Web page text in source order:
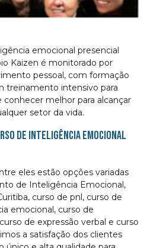
emocional presencial
Kaizen é monitorado por
pessoal, com formação
treinamento intensivo para
melhor para alcançar
setor da vida.
de inteligência emocional
eles estão opções variadas
de Inteligência Emocional,
curso de pnl, curso de
emocional, curso de
de expressão verbal e curso
a satisfação dos clientes